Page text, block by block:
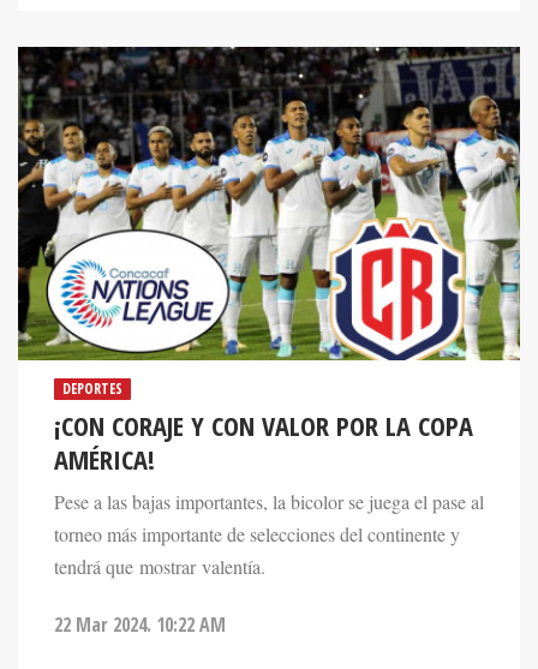
DEPORTES
¡CON CORAJE Y CON VALOR POR LA COPA
AMÉRICA!
Pese a las bajas importantes, la bicolor se juega el pase al
torneo más importante de selecciones del continente y
tendrá que mostrar valentía.
22 Mar 2024. 10:22 AM